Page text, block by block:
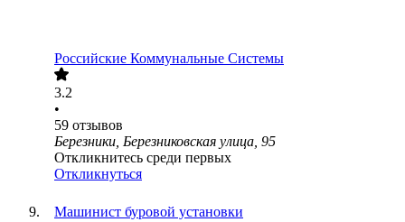
Российские Коммунальные Системы
3.2
•
59 отзывов
Березники, Березниковская улица, 95
Откликнитесь среди первых
Откликнуться
Машинист буровой установки